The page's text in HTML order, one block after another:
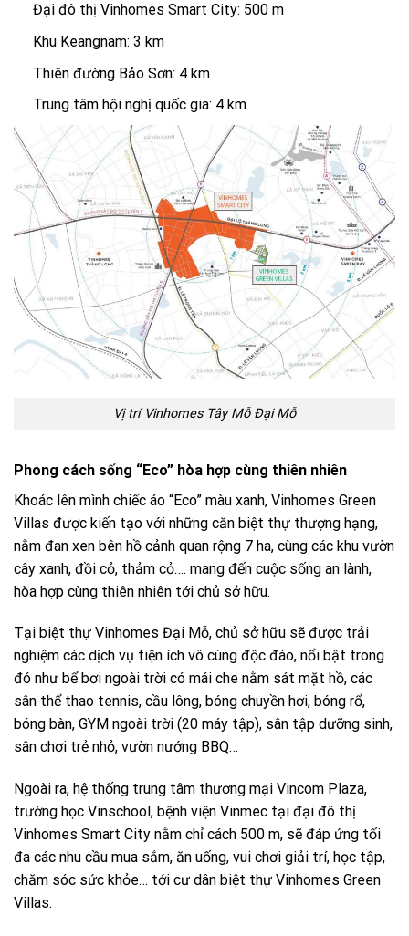
Đại đô thị Vinhomes Smart City: 500 m
Khu Keangnam: 3 km
Thiên đường Bảo Sơn: 4 km
Trung tâm hội nghị quốc gia: 4 km
Vị trí Vinhomes Tây Mỗ Đại Mỗ
Phong cách sống “Eco” hòa hợp cùng thiên nhiên
Khoác lên mình chiếc áo “Eco” màu xanh, Vinhomes Green
Villas được kiến tạo với những căn biệt thự thượng hạng,
nằm đan xen bên hồ cảnh quan rộng 7 ha, cùng các khu vườn
cây xanh, đồi cỏ, thảm cỏ…. mang đến cuộc sống an lành,
hòa hợp cùng thiên nhiên tới chủ sở hữu.
Tại biệt thự Vinhomes Đại Mỗ, chủ sở hữu sẽ được trải
nghiệm các dịch vụ tiện ích vô cùng độc đáo, nổi bật trong
đó như bể bơi ngoài trời có mái che nằm sát mặt hồ, các
sân thể thao tennis, cầu lông, bóng chuyền hơi, bóng rổ,
bóng bàn, GYM ngoài trời (20 máy tập), sân tập dưỡng sinh,
sân chơi trẻ nhỏ, vườn nướng BBQ…
Ngoài ra, hệ thống trung tâm thương mại Vincom Plaza,
trường học Vinschool, bệnh viện Vinmec tại đại đô thị
Vinhomes Smart City nằm chỉ cách 500 m, sẽ đáp ứng tối
đa các nhu cầu mua sắm, ăn uống, vui chơi giải trí, học tập,
chăm sóc sức khỏe… tới cư dân biệt thự Vinhomes Green
Villas.